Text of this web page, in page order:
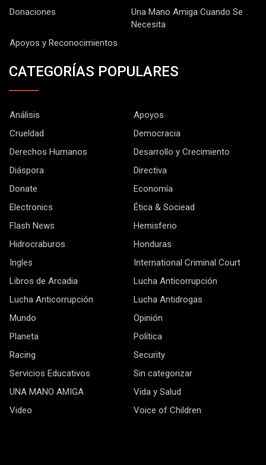
Donaciones
Una Mano Amiga Cuando Se
Necesita
Apoyos y Reconocimientos
CATEGORÍAS POPULARES
Análisis
Apoyos
Crueldad
Democracia
Derechos Humanos
Desarrollo y Crecimiento
Diáspora
Directiva
Donate
Economía
Electronics
Ética & Sociead
Flash News
Hemisferio
Hidrocraburos
Honduras
Ingles
International Criminal Court
Libros de Arcadia
Lucha Anticorrupción
Lucha Anticorrupción
Lucha Antidrogas
Mundo
Opinión
Planeta
Política
Racing
Security
Servicios Educativos
Sin categorizar
UNA MANO AMIGA
Vida y Salud
Video
Voice of Children